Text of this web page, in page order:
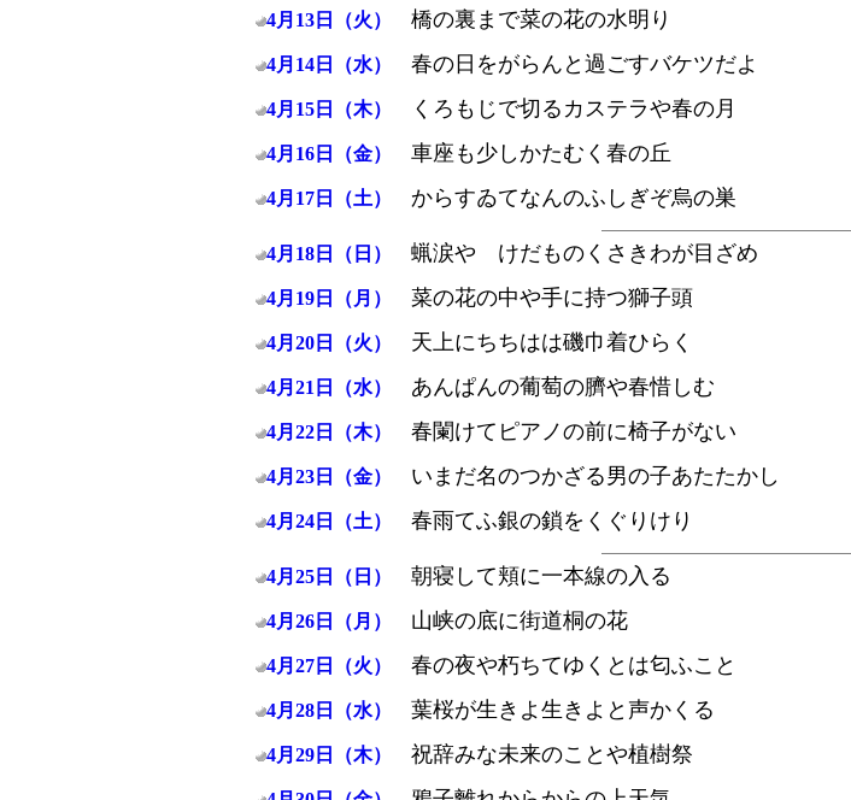
4月13日（火） 橋の裏まで菜の花の水明り
4月14日（水） 春の日をがらんと過ごすバケツだよ
4月15日（木） くろもじで切るカステラや春の月
4月16日（金） 車座も少しかたむく春の丘
4月17日（土） からすゐてなんのふしぎぞ烏の巣
4月18日（日） 蝋涙や けだものくさきわが目ざめ
4月19日（月） 菜の花の中や手に持つ獅子頭
4月20日（火） 天上にちちはは磯巾着ひらく
4月21日（水） あんぱんの葡萄の臍や春惜しむ
4月22日（木） 春闌けてピアノの前に椅子がない
4月23日（金） いまだ名のつかざる男の子あたたかし
4月24日（土） 春雨てふ銀の鎖をくぐりけり
4月25日（日） 朝寝して頬に一本線の入る
4月26日（月） 山峡の底に街道桐の花
4月27日（火） 春の夜や朽ちてゆくとは匂ふこと
4月28日（水） 葉桜が生きよ生きよと声かくる
4月29日（木） 祝辞みな未来のことや植樹祭